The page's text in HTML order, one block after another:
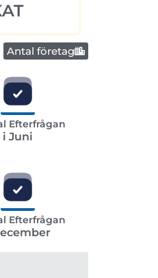
Antal företag
Efterfrågan
i Juni
Efterfrågan